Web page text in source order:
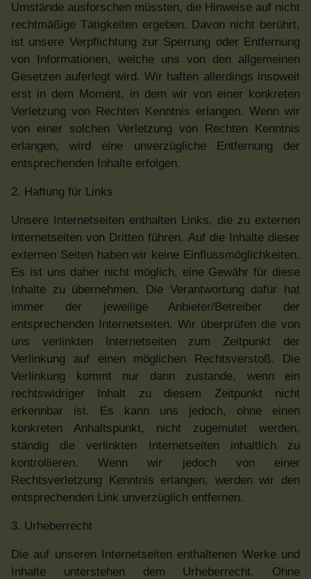
Umstände ausforschen müssten, die Hinweise auf nicht
rechtmäßige Tätigkeiten ergeben. Davon nicht berührt,
ist unsere Verpflichtung zur Sperrung oder Entfernung
von Informationen, welche uns von den allgemeinen
Gesetzen auferlegt wird. Wir haften allerdings insoweit
erst in dem Moment, in dem wir von einer konkreten
Verletzung von Rechten Kenntnis erlangen. Wenn wir
von einer solchen Verletzung von Rechten Kenntnis
erlangen, wird eine unverzügliche Entfernung der
entsprechenden Inhalte erfolgen.
2. Haftung für Links
Unsere Internetseiten enthalten Links, die zu externen
Internetseiten von Dritten führen. Auf die Inhalte dieser
externen Seiten haben wir keine Einflussmöglichkeiten.
Es ist uns daher nicht möglich, eine Gewähr für diese
Inhalte zu übernehmen. Die Verantwortung dafür hat
immer der jeweilige Anbieter/Betreiber der
entsprechenden Internetseiten. Wir überprüfen die von
uns verlinkten Internetseiten zum Zeitpunkt der
Verlinkung auf einen möglichen Rechtsverstoß. Die
Verlinkung kommt nur dann zustande, wenn ein
rechtswidriger Inhalt zu diesem Zeitpunkt nicht
erkennbar ist. Es kann uns jedoch, ohne einen
konkreten Anhaltspunkt, nicht zugemutet werden,
ständig die verlinkten Internetseiten inhaltlich zu
kontrollieren. Wenn wir jedoch von einer
Rechtsverletzung Kenntnis erlangen, werden wir den
entsprechenden Link unverzüglich entfernen.
3. Urheberrecht
Die auf unseren Internetseiten enthaltenen Werke und
Inhalte unterstehen dem Urheberrecht. Ohne